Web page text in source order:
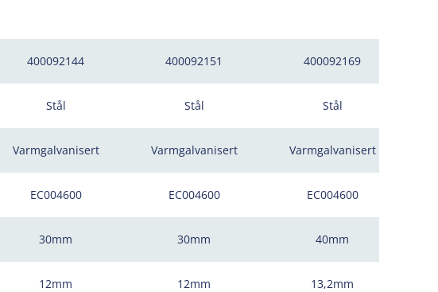
400092144
Stål
Varmgalvanisert
EC004600
30mm
12mm
400092151
Stål
Varmgalvanisert
EC004600
30mm
12mm
400092169
Stål
Varmgalvanisert
EC004600
40mm
13,2mm